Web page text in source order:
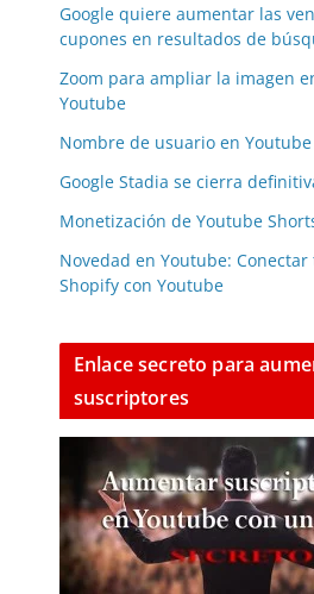
Google quiere aumentar las
cupones en resultados de
Zoom para ampliar la imagen
Youtube
Nombre de usuario en Youtube
Google Stadia se cierra
Monetización de Youtube
Novedad en Youtube:
Shopify con Youtube
Enlace secreto para
suscriptores